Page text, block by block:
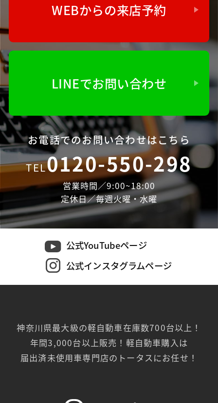
WEBからの来店予約
LINEでお問い合わせ
お電話でのお問い合わせはこちら
TEL0120-550-298
営業時間／9:00~18:00
定休日／毎週火曜・水曜
公式YouTubeページ
公式インスタグラムページ
神奈川県最大級の軽自動車在庫数700台以上！
年間3,000台以上販売！軽自動車購入は
届出済未使用車専門店のトータスにお任せ！